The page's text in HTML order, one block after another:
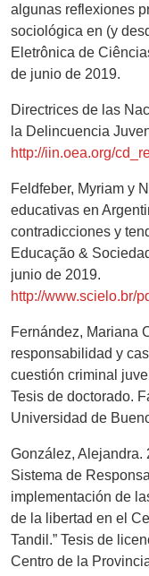
algunas reflexiones
sociológica en (y
Eletrônica de
de junio de 2019.
Directrices de las
la Delincuencia
http://iin.oea.org/
Feldfeber, Myriam y
educativas en
contradicciones y
Educação &
junio de 2019.
http://www.scielo.br/
Fernández, Mariana
responsabilidad y
cuestión criminal
Tesis de doctorado.
Universidad de
González, Alejandra.
Sistema de
implementación de
de la libertad en el
Tandil.” Tesis de
Centro de la